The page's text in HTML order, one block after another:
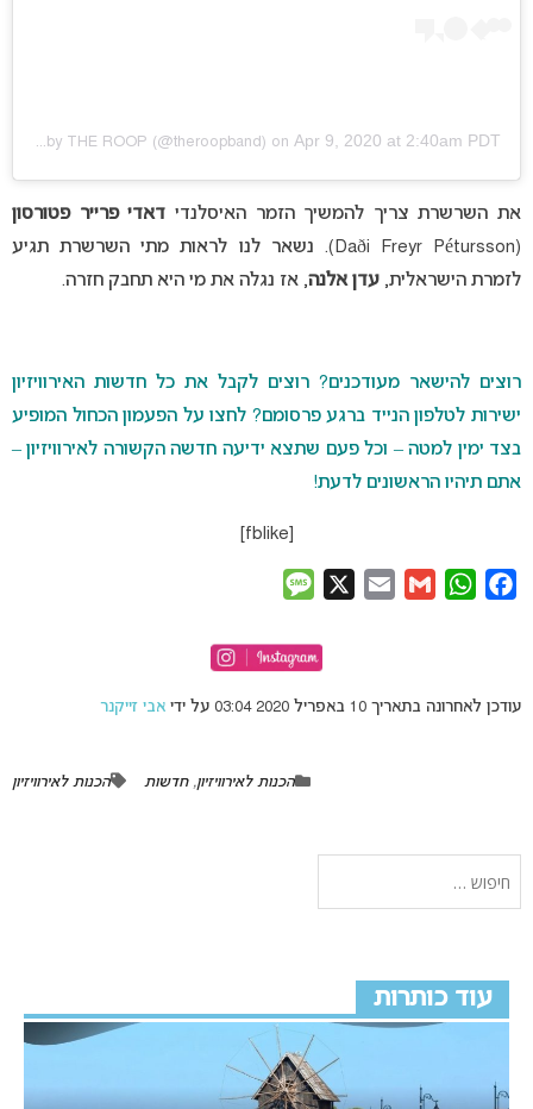
A post shared by THE ROOP (@theroopband) on Apr 9, 2020 at 2:40am PDT
את השרשרת צריך להמשיך הזמר האיסלנדי דאדי פרייר פטורסון
(Daði Freyr Pétursson). נשאר לנו לראות מתי השרשרת תגיע
לזמרת הישראלית, עדן אלנה, אז נגלה את מי היא תחבק חזרה.
רוצים להישאר מעודכנים? רוצים לקבל את כל חדשות האירוויזיון
ישירות לטלפון הנייד ברגע פרסומם? לחצו על הפעמון הכחול המופיע
בצד ימין למטה – וכל פעם שתצא ידיעה חדשה הקשורה לאירוויזיון –
אתם תיהיו הראשונים לדעת!
Facebook
WhatsApp
Gmail
Email
עודכן לאחרונה בתאריך 10 באפריל 2020 03:04 על ידי אבי זייקנר
הכנות לאירוויזיון,חדשות הכנות לאירוויזיון
עוד כותרות